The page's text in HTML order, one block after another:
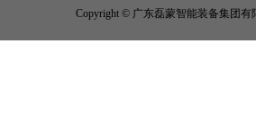
Copyright © 广东磊蒙智能装备集团有